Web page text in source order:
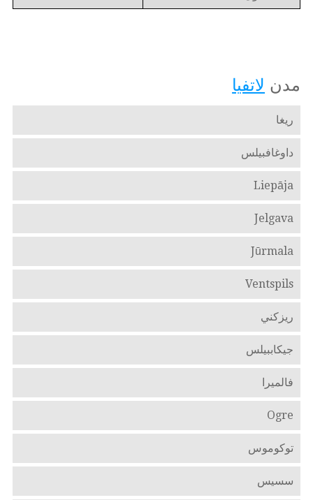
مدن لاتفيا
ريغا
داوغافبيلس
Liepāja
Jelgava
Jūrmala
Ventspils
ريزكني
جيكاببيلس
فالميرا
Ogre
توكوموس
سسيس